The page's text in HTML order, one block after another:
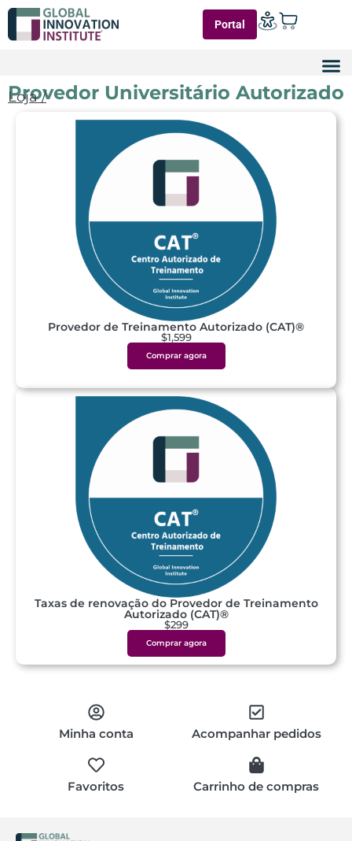
Portal
Provedor Universitário Autorizado
Loja /
Provedor de Treinamento Autorizado (CAT)®
$1,599
Comprar agora
Taxas de renovação do Provedor de Treinamento
Autorizado (CAT)®
$299
Comprar agora
Minha conta Acompanhar pedidos
Favoritos Carrinho de compras